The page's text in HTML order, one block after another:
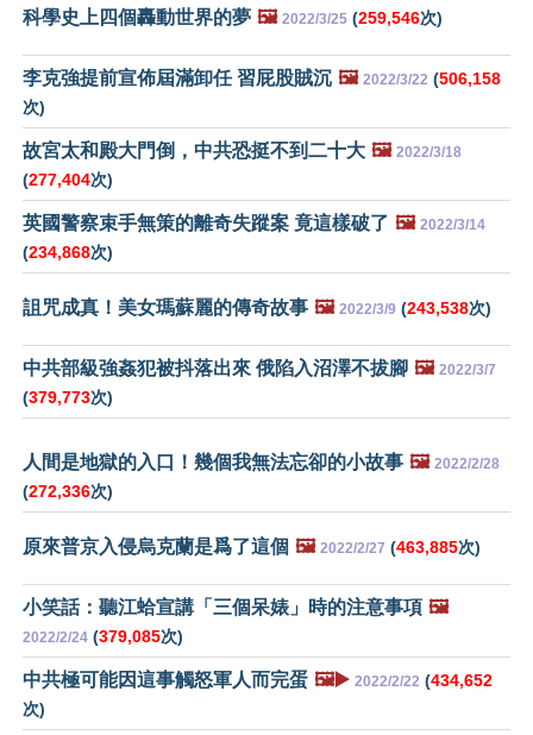
科學史上四個轟動世界的夢 🖼️ 2022/3/25 (259,546次)
李克強提前宣佈屆滿卸任 習屁股賊沉 🖼️ 2022/3/22 (506,158
次)
故宮太和殿大門倒，中共恐挺不到二十大 🖼️ 2022/3/18
(277,404次)
英國警察束手無策的離奇失蹤案 竟這樣破了 🖼️ 2022/3/14
(234,868次)
詛咒成真！美女瑪蘇麗的傳奇故事 🖼️ 2022/3/9 (243,538次)
中共部級強姦犯被抖落出來 俄陷入沼澤不拔腳 🖼️ 2022/3/7
(379,773次)
人間是地獄的入口！幾個我無法忘卻的小故事 🖼️ 2022/2/28
(272,336次)
原來普京入侵烏克蘭是爲了這個 🖼️ 2022/2/27 (463,885次)
小笑話：聽江蛤宣講「三個呆婊」時的注意事項 🖼️
2022/2/24 (379,085次)
中共極可能因這事觸怒軍人而完蛋 🖼️▶️ 2022/2/22 (434,652
次)